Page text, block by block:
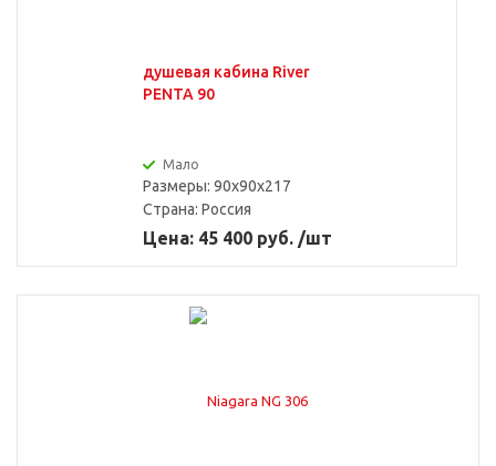
душевая кабина River
PENTA 90
Мало
Размеры: 90x90x217
Страна: Россия
Цена: 45 400 руб. /шт